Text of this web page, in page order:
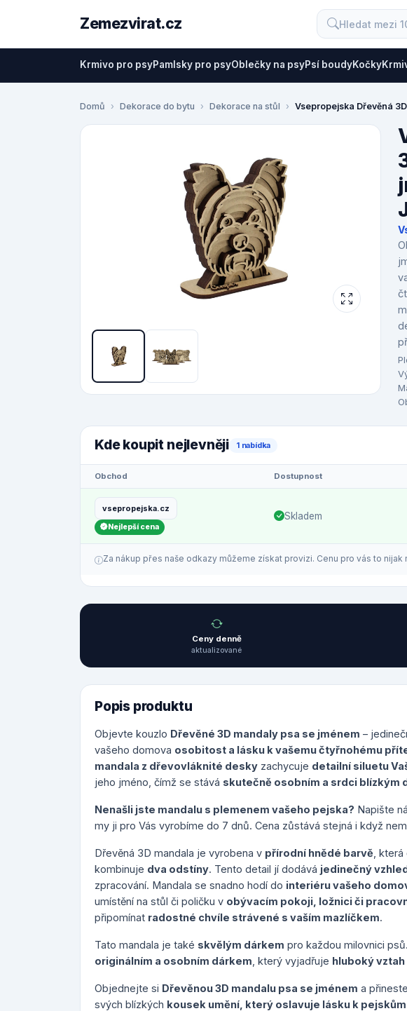
Zemezvirat.cz
Krmivo pro psyPamlsky pro psyOblečky na psyPsí boudyKočky
Domů Dekorace do bytu Dekorace na stůl Vsepropejska Dřevěná
Kde koupit nejlevněji 1 nabídka
Obchod Dostupnost
vsepropejska.cz
Nejlepší cena
Skladem
Za nákup přes naše odkazy můžeme získat provizi. Cenu pro vás to
Ceny denně
aktualizované
Popis produktu
Objevte kouzlo Dřevěné 3D mandaly psa se jménem –
vašeho domova osobitost a lásku k vašemu čtyřnohému
mandala z dřevovláknité desky zachycuje detailní siluetu
jeho jméno, čímž se stává skutečně osobním a srdci blízkým
Nenašli jste mandalu s plemenem vašeho pejska? Napište
my ji pro Vás vyrobíme do 7 dnů. Cena zůstává stejná i když
Dřevěná 3D mandala je vyrobena v přírodní hnědé barvě ,
kombinuje dva odstíny. Tento detail jí dodává jedinečný
zpracování. Mandala se snadno hodí do interiéru vašeho
umístění na stůl či poličku v obývacím pokoji, ložnici či
připomínat radostné chvíle strávené s vaším mazlíčkem.
Tato mandala je také skvělým dárkem pro každou milovnici
originálním a osobním dárkem , který vyjadřuje hluboký
Objednejte si Dřevěnou 3D mandalu psa se jménem a
svých blízkých kousek umění, který oslavuje lásku k pejskům